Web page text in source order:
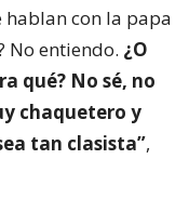
con la papa
No entiendo. ¿O
qué? No sé, no
chaquetero y
tan clasista”,